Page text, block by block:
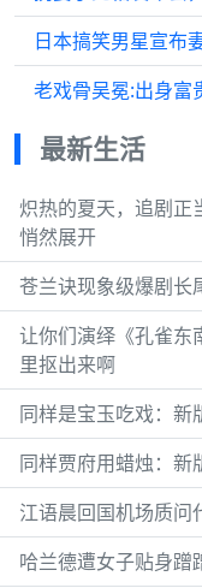
日本搞笑男星宣布
最新生活
炽热的夏天，追剧正
悄然展开
苍兰诀现象级爆剧长
让你们演绎《孔雀东
里抠出来啊
同样是宝玉吃戏：新
同样贾府用蜡烛：新
江语晨回国机场质问
哈兰德遭女子贴身蹭